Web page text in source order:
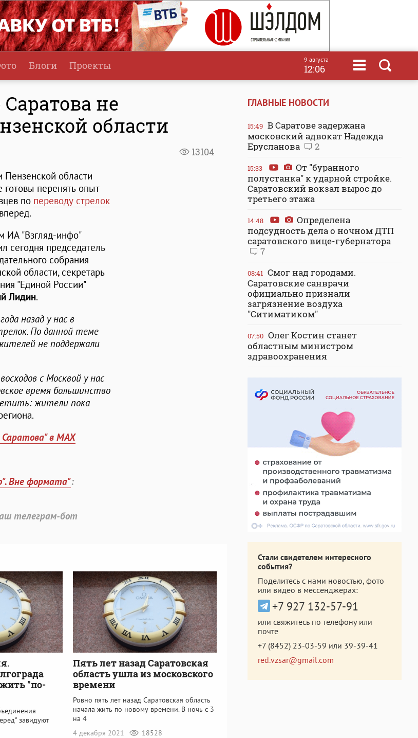
Блоги Проекты 9 августа
12:06
не
области
13104
Пензенской области
готовы перенять опыт
по переводу стрелок
ИА "Взгляд-инфо"
сегодня председатель
собрания
области, секретарь
"Единой России"
Лидин.
назад у нас в
По данной теме
не поддержали
с Москвой у нас
время большинство
жители пока
в MAX
Вне формата":
телеграм-бот
"по-
завидуют
Пять лет назад Саратовская
область ушла из московского
времени
Ровно пять лет назад Саратовская область
начала жить по новому времени. В ночь с 3
на 4
4 декабря 2021
18528
ГЛАВНЫЕ НОВОСТИ
15:49 В Саратове задержана
московский адвокат Надежда
Ерусланова
2
15:33
От "буранного
полустанка" к ударной стройке.
Саратовский вокзал вырос до
третьего этажа
14:48
Определена
подсудность дела о ночном ДТП
саратовского вице-губернатора
7
08:41 Смог над городами.
Саратовские санврачи
официально признали
загрязнение воздуха
"Ситиматиком"
07:50 Олег Костин станет
областным министром
здравоохранения
Стали свидетелем интересного
события?
Поделитесь с нами новостью, фото
или видео в мессенджерах:
+7 927 132-57-91
или свяжитесь по телефону или
почте
+7 (8452) 23-03-59 или 39-39-41
red.vzsar@gmail.com